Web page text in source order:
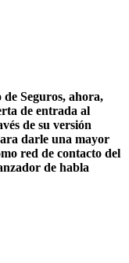
Seguros, ahora,
de entrada al
de su versión
darle una mayor
red de contacto del
de habla